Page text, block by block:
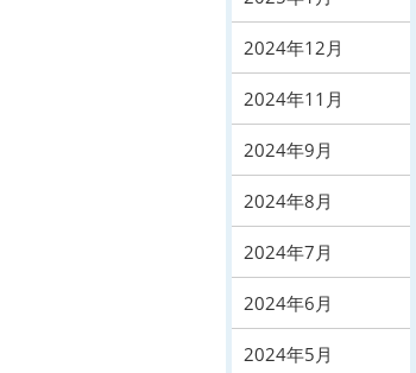
2024年12月
2024年11月
2024年9月
2024年8月
2024年7月
2024年6月
2024年5月